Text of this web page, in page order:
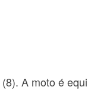
A moto é